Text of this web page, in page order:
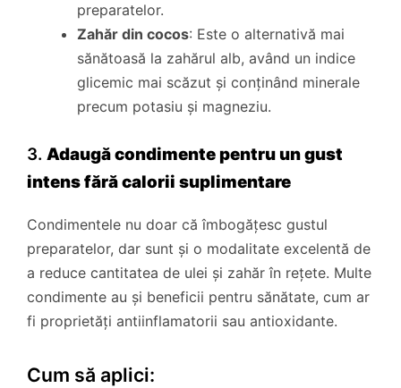
preparatelor.
Zahăr din cocos: Este o alternativă mai
sănătoasă la zahărul alb, având un indice
glicemic mai scăzut și conținând minerale
precum potasiu și magneziu.
3. Adaugă condimente pentru un gust
intens fără calorii suplimentare
Condimentele nu doar că îmbogățesc gustul
preparatelor, dar sunt și o modalitate excelentă de
a reduce cantitatea de ulei și zahăr în rețete. Multe
condimente au și beneficii pentru sănătate, cum ar
fi proprietăți antiinflamatorii sau antioxidante.
Cum să aplici: